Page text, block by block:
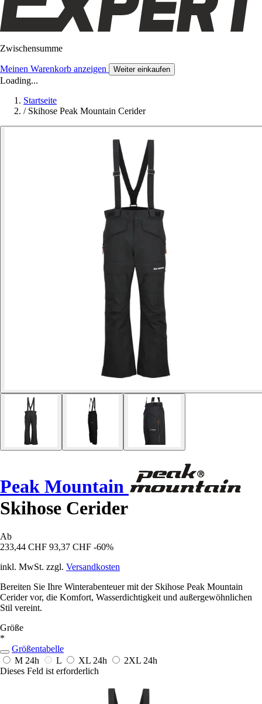
Zwischensumme
Meinen Warenkorb anzeigen Weiter einkaufen
Loading...
Startseite
/ Skihose Peak Mountain Cerider
Peak Mountain
Skihose Cerider
Ab
233,44 CHF 93,37 CHF -60%
inkl. MwSt. zzgl. Versandkosten
Bereiten Sie Ihre Winterabenteuer mit der Skihose Peak Mountain
Cerider vor, die Komfort, Wasserdichtigkeit und außergewöhnlichen
Stil vereint.
Größe
*
Größentabelle
M 24h L XL 24h 2XL 24h
Dieses Feld ist erforderlich